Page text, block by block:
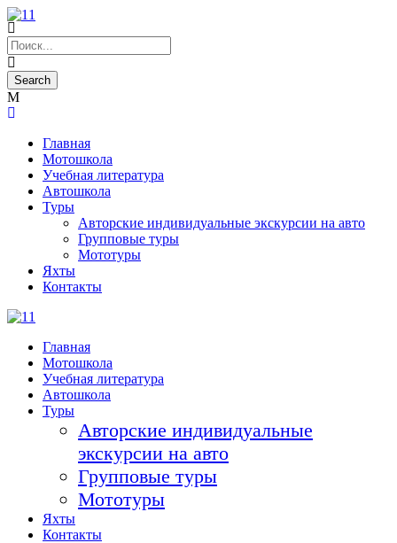
Главная
Мотошкола
Учебная литература
Автошкола
Туры
Авторские индивидуальные экскурсии на авто
Групповые туры
Мототуры
Яхты
Контакты
Главная
Мотошкола
Учебная литература
Автошкола
Туры
Авторские индивидуальные
экскурсии на авто
Групповые туры
Мототуры
Яхты
Контакты